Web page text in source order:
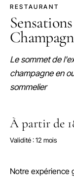
RESTAURANT
Le sommet de
champagne en
sommelier
À partir de
Validité : 12 mois
Notre expérience